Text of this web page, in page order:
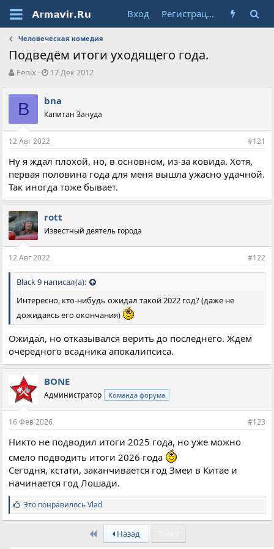
Вход Регистрация
Человеческая комедия
Подведём итоги уходящего года.
А
т
о
р
т
е
ы
Fenix
Д
а
н
л
а
17 Дек 2012
B bna
Капитан Зануда
12 Авг 2022 #121
Ну я ждал плохой, но, в основном, из-за ковида. Хотя,
первая половина года для меня вышла ужасно удачной.
Так иногда тоже бывает.
rott
Известный деятель города
12 Авг 2022 #122
Black 9 написал(а):
Интересно, кто-нибудь ожидал такой 2022 год? (даже не
дожидаясь его окончания)
Ожидал, но отказывался верить до последнего. Ждем
очередного всадника апокалипсиса.
BONE
Администратор Команда форума
16 Фев 2026 #123
Никто не подводил итоги 2025 года, но уже можно
смело подводить итоги 2026 года
Сегодня, кстати, заканчивается год Змеи в Китае и
начинается год Лошади.
С
и
м
Это понравилосьVlad
First Назад